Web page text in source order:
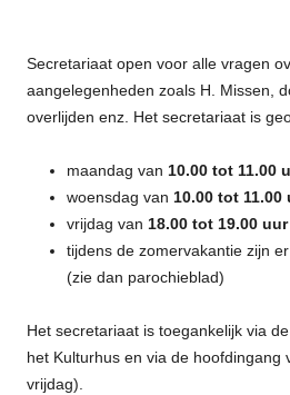
Secretariaat open voor alle vragen
aangelegenheden zoals H. Missen,
overlijden enz. Het secretariaat is
maandag van 10.00 tot 11.00
woensdag van 10.00 tot 11.00
vrijdag van 18.00 tot 19.00 uur
tijdens de zomervakantie zijn
(zie dan parochieblad)
Het secretariaat is toegankelijk via
het Kulturhus en via de hoofdingang
vrijdag).